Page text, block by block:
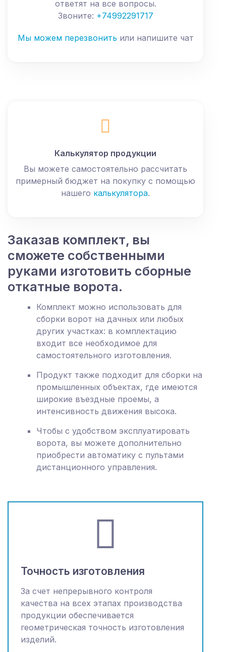
ответят на все вопросы.
Звоните: +74992291717
Мы можем перезвонить или напишите чат
Калькулятор продукции
Вы можете самостоятельно рассчитать
примерный бюджет на покупку с помощью
нашего калькулятора.
Заказав комплект, вы
сможете собственными
руками изготовить сборные
откатные ворота.
Комплект можно использовать для
сборки ворот на дачных или любых
других участках: в комплектацию
входит все необходимое для
самостоятельного изготовления.
Продукт также подходит для сборки на
промышленных объектах, где имеются
широкие въездные проемы, а
интенсивность движения высока.
Чтобы с удобством эксплуатировать
ворота, вы можете дополнительно
приобрести автоматику с пультами
дистанционного управления.
Точность изготовления
За счет непрерывного контроля
качества на всех этапах производства
продукции обеспечивается
геометрическая точность изготовления
изделий.